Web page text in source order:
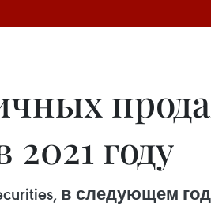
2021 году
в следующем